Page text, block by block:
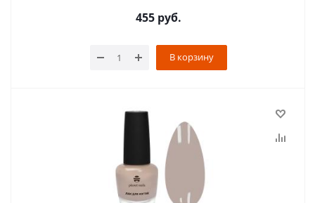
455руб.
В корзину